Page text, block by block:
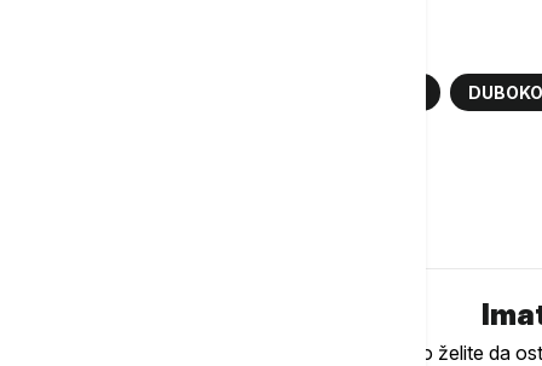
Ukoliko želite da